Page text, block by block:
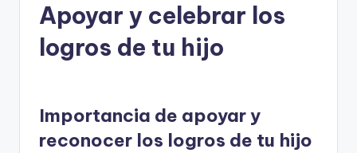
Apoyar y celebrar los
logros de tu hijo
Importancia de apoyar y
reconocer los logros de tu hijo